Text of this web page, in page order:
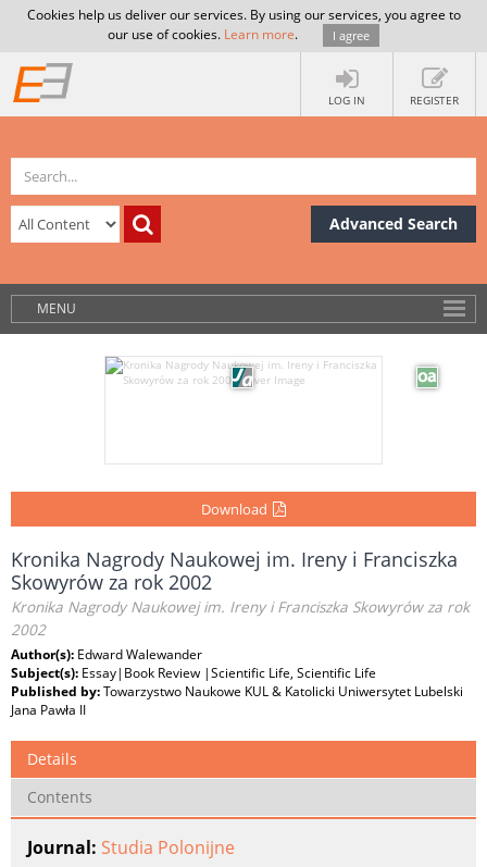
Cookies help us deliver our services. By using our services, you agree to
our use of cookies. Learn more. I agree
LOG IN REGISTER
Advanced Search
MENU
Download
Kronika Nagrody Naukowej im. Ireny i Franciszka
Skowyrów za rok 2002
Kronika Nagrody Naukowej im. Ireny i Franciszka Skowyrów za rok
2002
Author(s): Edward Walewander
Subject(s): Essay|Book Review |Scientific Life, Scientific Life
Published by:Towarzystwo Naukowe KUL & Katolicki Uniwersytet Lubelski
Jana Pawła II
Details
Contents
Journal: Studia Polonijne